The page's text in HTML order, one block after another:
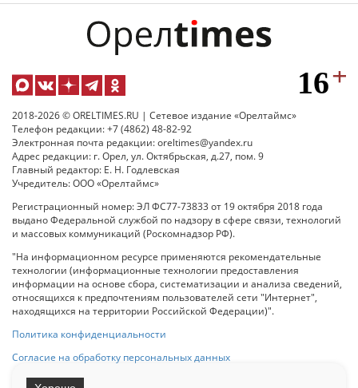
2018-2026 © ORELTIMES.RU | Сетевое издание «Орелтаймс»
Телефон редакции: +7 (4862) 48-82-92
Электронная почта редакции: oreltimes@yandex.ru
Адрес редакции: г. Орел, ул. Октябрьская, д.27, пом. 9
Главный редактор: Е. Н. Годлевская
Учредитель: ООО «Орелтаймс»
Регистрационный номер: ЭЛ ФС77-73833 от 19 октября 2018 года
выдано Федеральной службой по надзору в сфере связи, технологий
и массовых коммуникаций (Роскомнадзор РФ).
"На информационном ресурсе применяются рекомендательные
технологии (информационные технологии предоставления
информации на основе сбора, систематизации и анализа сведений,
относящихся к предпочтениям пользователей сети "Интернет",
находящихся на территории Российской Федерации)".
Политика конфиденциальности
Согласие на обработку персональных данных